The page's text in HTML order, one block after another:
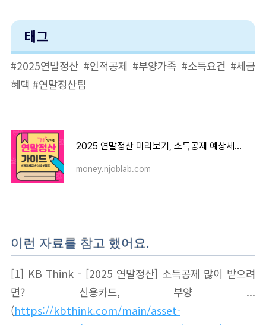
태그
#2025연말정산 #인적공제 #부양가족 #소득요건 #세금
혜택 #연말정산팁
2025 연말정산 미리보기, 소득공제 예상세액 계산방법! (2024년 귀속)
money.njoblab.com
이런 자료를 참고 했어요.
[1] KB Think - [2025 연말정산] 소득공제 많이 받으려
면? 신용카드, 부양 ...
(https://kbthink.com/main/asset-